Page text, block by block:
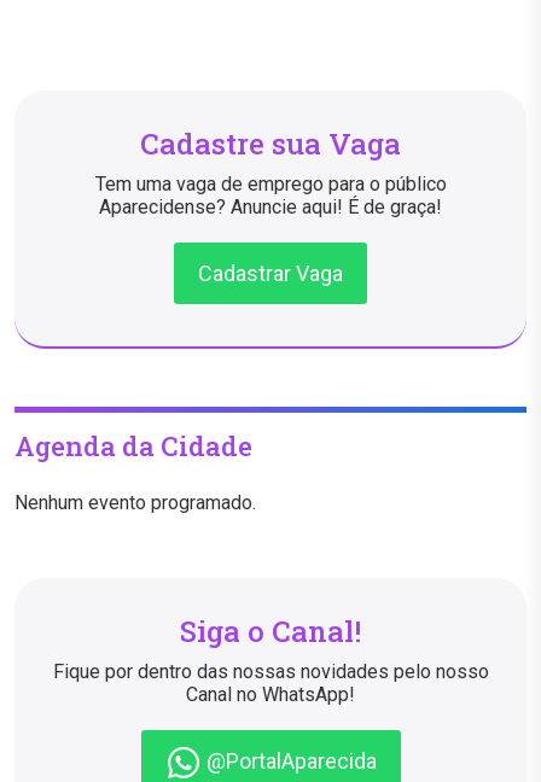
Cadastre sua Vaga
Tem uma vaga de emprego para o público
Aparecidense? Anuncie aqui! É de graça!
Cadastrar Vaga
Agenda da Cidade
Nenhum evento programado.
Siga o Canal!
Fique por dentro das nossas novidades pelo nosso
Canal no WhatsApp!
@PortalAparecida